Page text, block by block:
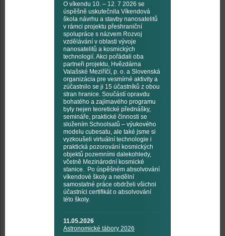
O víkendu 10. – 12. 7 2026 se
úspěšně uskutečnila Víkendová
škola návrhu a stavby nanosatelitů
v rámci projektu přeshraniční
spolupráce s názvem Rozvoj
vzdělávání v oblasti vývoje
nanosatelitů a kosmických
technologií. Akci pořádali oba
partneři projektu, Hvězdárna
Valašské Meziříčí, p. o. a Slovenská
organizácia pre vesmírné aktivity a
zúčastnilo se ji 15 účastníků z obou
stran hranice. Součástí opravdu
bohatého a zajímavého programu
byly nejen teoretické přednášky,
semináře, praktické činnosti se
složením Schoolsatů – výukového
modelu cubesatu, ale také jsme si
vyzkoušeli virtuální technologie i
praktická pozorování kosmických
objektů pozemními dalekohledy,
včetně Mezinárodní kosmické
stanice. Po úspěšném absolvování
víkendové školy a nedělní
samostatné práce obdrželi všichni
účastníci certifikát o absolvování
této školy.
11.05.2026
Astronomické tábory 2026